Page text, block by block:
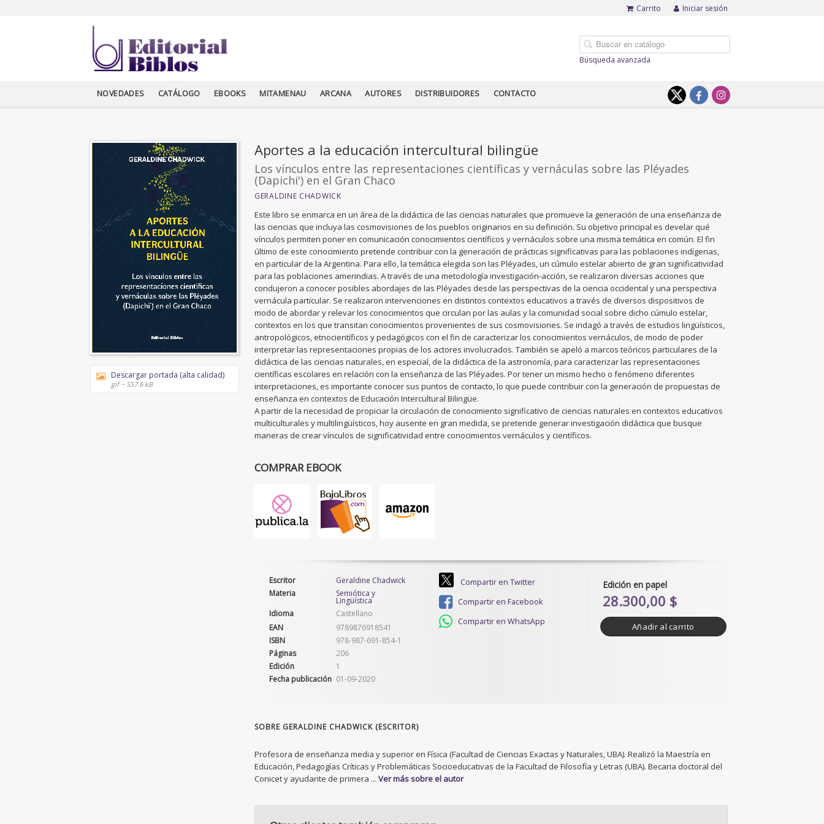
Carrito Iniciar sesión
Búsqueda avanzada
NOVEDADES CATÁLOGO EBOOKS MITAMENAU ARCANA AUTORES DISTRIBUIDORES CONTACTO
Descargar portada (alta calidad)
gif ~ 557.6 kB
Aportes a la educación intercultural bilingüe
Los vínculos entre las representaciones científicas y vernáculas sobre las Pléyades
(Dapichi') en el Gran Chaco
GERALDINE CHADWICK
Este libro se enmarca en un área de la didáctica de las ciencias naturales que promueve la generación de una enseñanza de
las ciencias que incluya las cosmovisiones de los pueblos originarios en su definición. Su objetivo principal es develar qué
vínculos permiten poner en comunicación conocimientos científicos y vernáculos sobre una misma temática en común. El fin
último de este conocimiento pretende contribuir con la generación de prácticas significativas para las poblaciones indígenas,
en particular de la Argentina. Para ello, la temática elegida son las Pléyades, un cúmulo estelar abierto de gran significatividad
para las poblaciones amerindias. A través de una metodología investigación-acción, se realizaron diversas acciones que
condujeron a conocer posibles abordajes de las Pléyades desde las perspectivas de la ciencia occidental y una perspectiva
vernácula particular. Se realizaron intervenciones en distintos contextos educativos a través de diversos dispositivos de
modo de abordar y relevar los conocimientos que circulan por las aulas y la comunidad social sobre dicho cúmulo estelar,
contextos en los que transitan conocimientos provenientes de sus cosmovisiones. Se indagó a través de estudios lingüísticos,
antropológicos, etnocientíficos y pedagógicos con el fin de caracterizar los conocimientos vernáculos, de modo de poder
interpretar las representaciones propias de los actores involucrados. También se apeló a marcos teóricos particulares de la
didáctica de las ciencias naturales, en especial, de la didáctica de la astronomía, para caracterizar las representaciones
científicas escolares en relación con la enseñanza de las Pléyades. Por tener un mismo hecho o fenómeno diferentes
interpretaciones, es importante conocer sus puntos de contacto, lo que puede contribuir con la generación de propuestas de
enseñanza en contextos de Educación Intercultural Bilingüe.
A partir de la necesidad de propiciar la circulación de conocimiento significativo de ciencias naturales en contextos educativos
multiculturales y multilingüísticos, hoy ausente en gran medida, se pretende generar investigación didáctica que busque
maneras de crear vínculos de significatividad entre conocimientos vernáculos y científicos.
COMPRAR EBOOK
Escritor
Geraldine Chadwick
Materia
Semiótica y
Lingüística
Idioma
Castellano
EAN
9789876918541
ISBN
978-987-691-854-1
Páginas
206
Edición
1
Fecha publicación 01-09-2020
Compartir en Twitter
Compartir en Facebook
Compartir en WhatsApp
Edición en papel
28.300,00 $
Añadir al carrito
SOBRE GERALDINE CHADWICK (ESCRITOR)
Profesora de enseñanza media y superior en Física (Facultad de Ciencias Exactas y Naturales, UBA). Realizó la Maestría en
Educación, Pedagogías Críticas y Problemáticas Socioeducativas de la Facultad de Filosofía y Letras (UBA). Becaria doctoral del
Conicet y ayudante de primera ...Ver más sobre el autor